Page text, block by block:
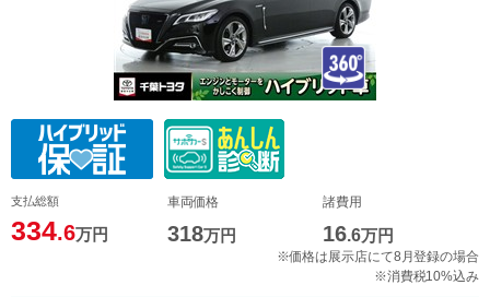
支払総額
334.6万円
車両価格
318万円
諸費用
16.6万円
※価格は展示店にて8月登録の場合
※消費税10%込み